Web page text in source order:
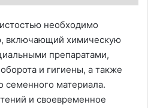
необходимо
включающий химическую
препаратами,
и гигиены, а также
семенного материала.
и своевременное